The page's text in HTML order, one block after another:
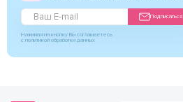
Подписаться
Нажимая на кнопку Вы соглашаетесь
с политикой обработки данных